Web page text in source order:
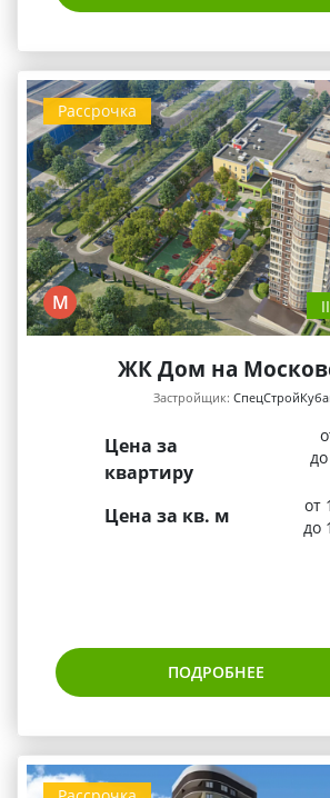
Рассрочка
М
ЖК Дом на
Застройщик:
Цена за
квартиру
Цена за кв. м
от
до
ПОДРОБНЕЕ